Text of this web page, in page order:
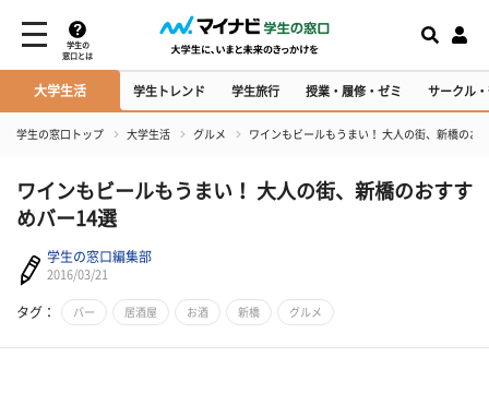
学生の
窓口とは
大学生活 学生トレンド 学生旅行 授業・履修・ゼミ サークル
学生の窓口トップ 大学生活 グルメ ワインもビールもうまい！ 大人の街、新橋のお
ワインもビールもうまい！ 大人の街、新橋のおすす
めバー14選
学生の窓口編集部
2016/03/21
タグ： バー 居酒屋 お酒 新橋 グルメ